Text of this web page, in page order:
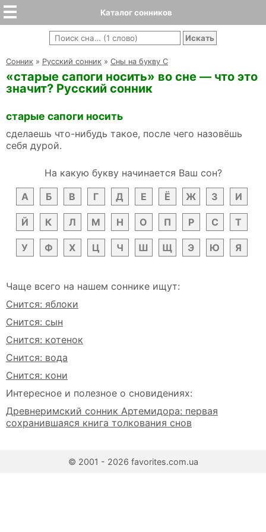
Каталог сонников
Cонник » Русский сонник » Сны на букву С
«старые сапоги носить» во сне — что это
значит? Русский сонник
старые сапоги носить
сделаешь что-нибудь такое, после чего назовёшь
себя дурой.
На какую букву начинается Ваш сон?
А
Б В Г Д Е Ё Ж З И
Й К Л М Н О П Р С Т
У Ф Х Ц Ч Ш Щ Э Ю Я
Чаще всего на нашем соннике ищут:
Снится: яблоки
Снится: сын
Снится: котенок
Снится: вода
Снится: кони
Интересное и полезное о сновидениях:
Древнеримский сонник Артемидора: первая
сохранившаяся книга толкования снов
© 2001 - 2026 favorites.com.ua